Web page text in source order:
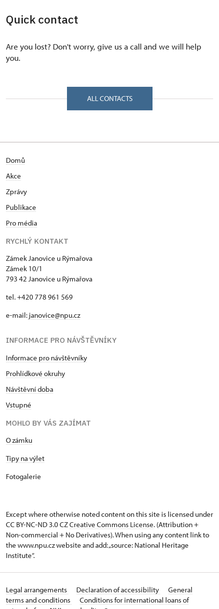
Quick contact
Are you lost? Don't worry, give us a call and we will help
you.
ALL CONTACTS
Domů
Akce
Zprávy
Publikace
Pro média
RYCHLÝ KONTAKT
Zámek Janovice u Rýmařova
Zámek 10/1
793 42 Janovice u Rýmařova
tel. +420 778 961 569
e-mail: janovice@npu.cz
INFORMACE PRO NÁVŠTĚVNÍKY
Informace pro návštěvníky
Prohlídkové okruhy
Návštěvní doba
Vstupné
MOHLO BY VÁS ZAJÍMAT
O zámku
Tipy na výlet
Fotogalerie
Except where otherwise noted content on this site is licensed under
CC BY-NC-ND 3.0 CZCreative Commons License. (Attribution +
Non-commercial + No Derivatives). When using any content link to
the www.npu.cz website and add: „source: National Heritage
Institute“.
Legal arrangements Declaration of accessibility
General
terms and conditions
Conditions for international loans of